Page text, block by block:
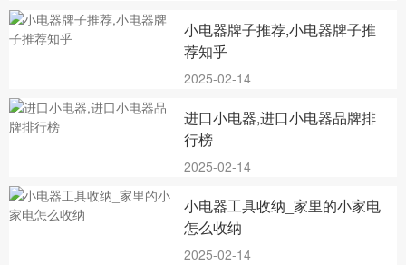
小电器牌子推荐,小电器牌子推
荐知乎
2025-02-14
进口小电器,进口小电器品牌排
行榜
2025-02-14
小电器工具收纳_家里的小家电
怎么收纳
2025-02-14